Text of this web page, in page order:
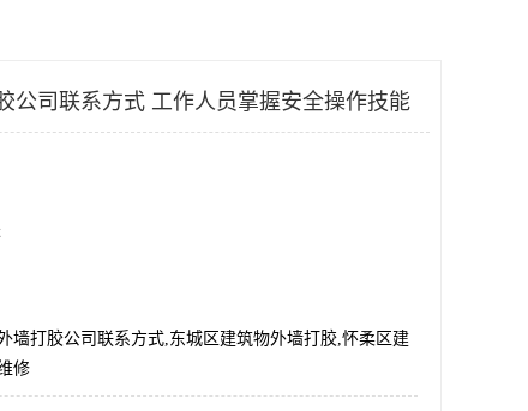
公司联系方式 工作人员掌握安全操作技能
墙打胶公司联系方式,东城区建筑物外墙打胶,怀柔区建
修